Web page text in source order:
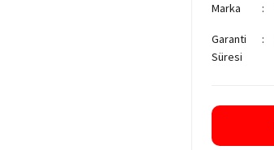
Marka
Garanti
Süresi